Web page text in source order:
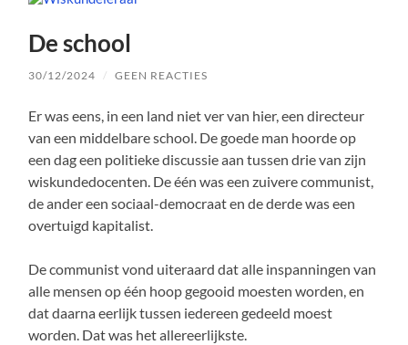
De school
30/12/2024 / GEEN REACTIES
Er was eens, in een land niet ver van hier, een directeur
van een middelbare school. De goede man hoorde op
een dag een politieke discussie aan tussen drie van zijn
wiskundedocenten. De één was een zuivere communist,
de ander een sociaal-democraat en de derde was een
overtuigd kapitalist.
De communist vond uiteraard dat alle inspanningen van
alle mensen op één hoop gegooid moesten worden, en
dat daarna eerlijk tussen iedereen gedeeld moest
worden. Dat was het allereerlijkste.